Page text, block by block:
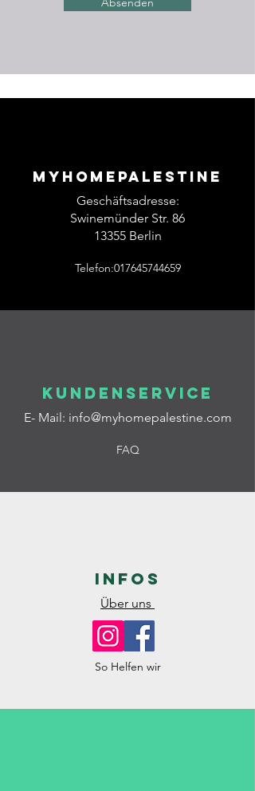
Myhomepalestine
Geschäftsadresse:
Swinemünder Str. 86
13355 Berlin
Telefon:017645744659
Kundenservice
E- Mail: info@myhomepalestine.com
FAQ
Infos
Über uns
So Helfen wir